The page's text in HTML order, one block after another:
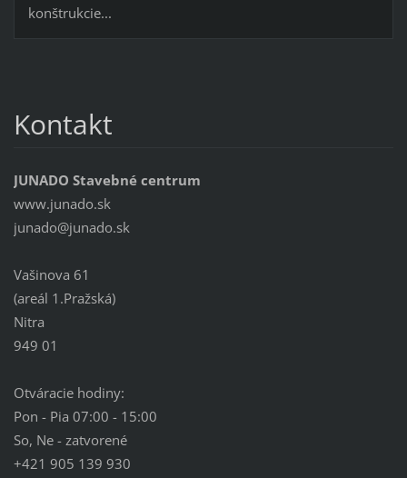
konštrukcie...
Kontakt
JUNADO Stavebné centrum
www.junado.sk
junado@junado.sk
Vašinova 61
(areál 1.Pražská)
Nitra
949 01
Otváracie hodiny:
Pon - Pia 07:00 - 15:00
So, Ne - zatvorené
+421 905 139 930